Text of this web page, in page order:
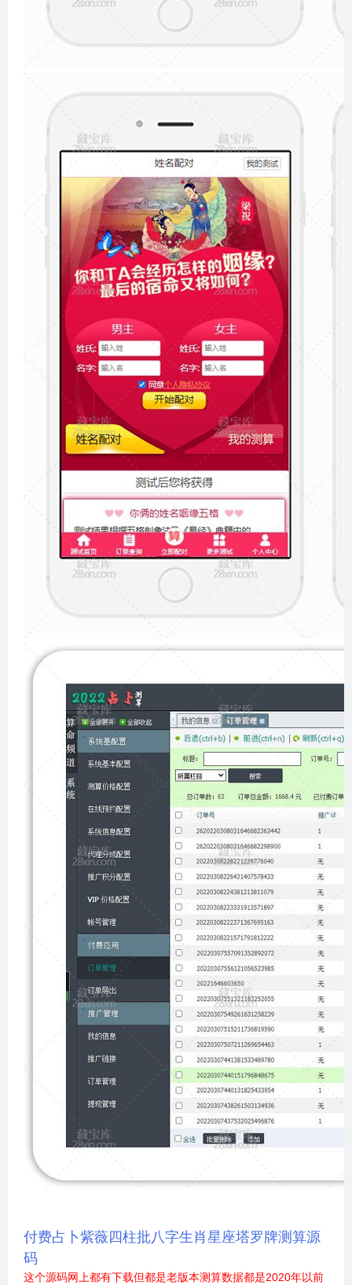
付费占卜紫薇四柱批八字生肖星座塔罗牌测算源
码
这个源码网上都有下载但都是老版本测算数据都是2020年以前